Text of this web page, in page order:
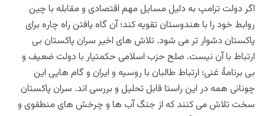
اگر دولت ترامپ به دلیل مسایل مهم اقتصادی و مقابله با چین
روابط خود را با هندوستان تقویه کند؛ آن گاه یافتن راه چاره برای
پاکستان دشوار تر می شود. تلاش های اخیر سران پاکستان بی
ارتباط با آن نیست. صلح حزب اسلامی حکمتیار با دولت ضعیف و
بی برنامۀ غنی؛ ارتباط طالبان با روسیه و ایران و گام هایی این
چونانی همه در این راستا قابل تحلیل و بررسی اند. سران پاکستان
سخت تلاش می کنند که از جنگ آب ها و چرخش های منطقوی و